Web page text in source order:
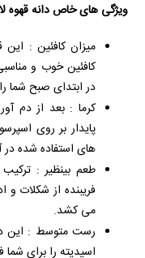
ویژگی های خاص دانه قهوه
میزان کافئین : این
کافئین خوب و
در ابتدای صبح شما
کرما : بعد از دم
پایدار بر روی
های استفاده شده
طعم بینظیر :
فریبنده از شکلات
می کشد.
رست متوسط : این
اسیدیته را برای